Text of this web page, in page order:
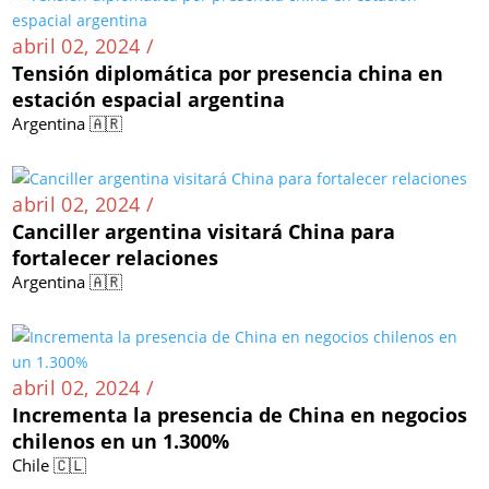
abril 02, 2024 /
Tensión diplomática por presencia china en
estación espacial argentina
Argentina 🇦🇷
abril 02, 2024 /
Canciller argentina visitará China para
fortalecer relaciones
Argentina 🇦🇷
abril 02, 2024 /
Incrementa la presencia de China en negocios
chilenos en un 1.300%
Chile 🇨🇱